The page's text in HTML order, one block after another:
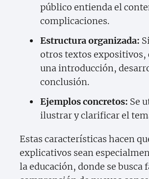
público entienda el
complicaciones.
Estructura organizada:
otros textos expositivos,
una introducción,
conclusión.
Ejemplos concretos: Se
ilustrar y clarificar el
Estas características hacen
explicativos sean
la educación, donde se busca